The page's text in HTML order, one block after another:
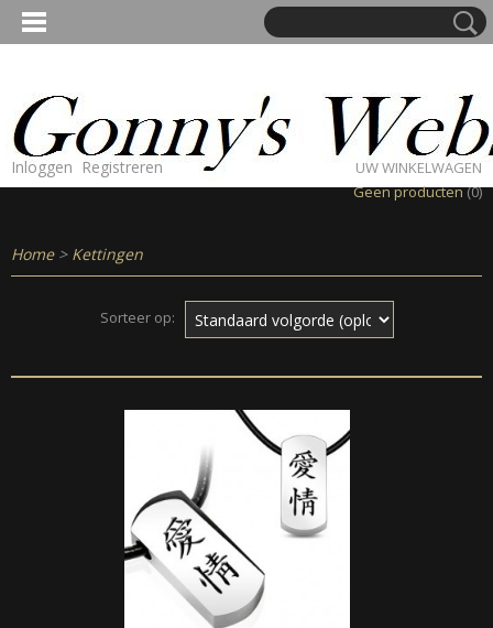
Inloggen Registreren
UW WINKELWAGEN
Geen producten(0)
Home> Kettingen
Sorteer op: